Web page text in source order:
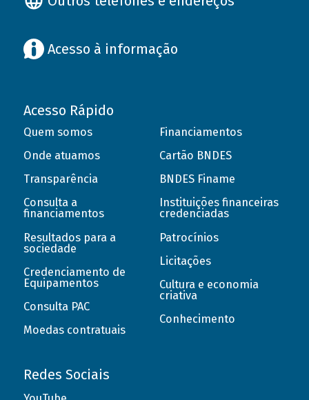
Acesso à informação
Acesso Rápido
Quem somos
Onde atuamos
Transparência
Consulta a
financiamentos
Resultados para a
sociedade
Credenciamento de
Equipamentos
Consulta PAC
Moedas contratuais
Financiamentos
Cartão BNDES
BNDES Finame
Instituições financeiras
credenciadas
Patrocínios
Licitações
Cultura e economia
criativa
Conhecimento
Redes Sociais